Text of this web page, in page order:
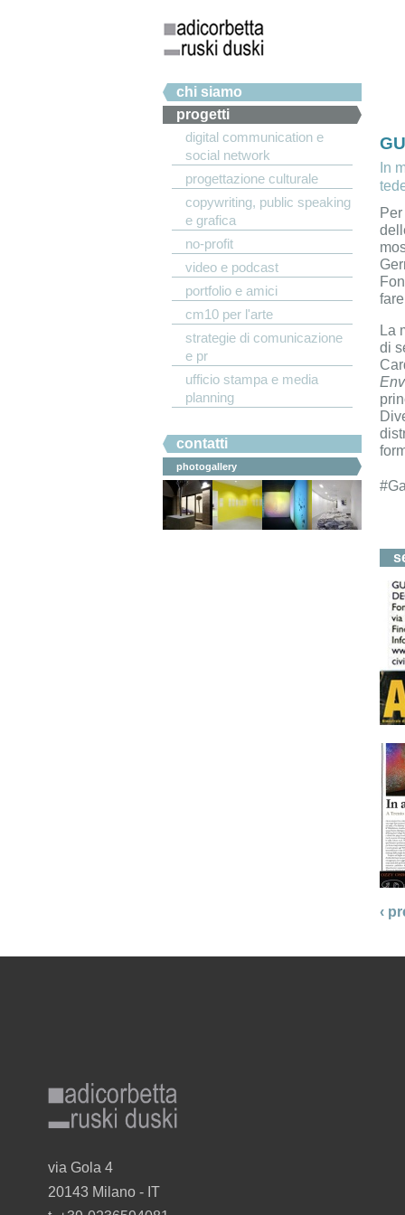
In
La
di
‹
Menu principale
chi siamo
progetti
digital communication e
social network
progettazione culturale
copywriting, public speaking
e grafica
no-profit
video e podcast
portfolio e amici
cm10 per l'arte
strategie di comunicazione
e pr
ufficio stampa e media
planning
contatti
photogallery
via Gola 4
20143 Milano - I T